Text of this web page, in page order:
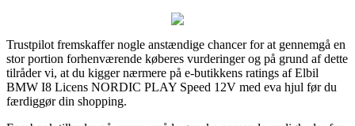
Trustpilot fremskaffer nogle anstændige chancer for at gennemgå en
stor portion forhenværende køberes vurderinger og på grund af dette
tilråder vi, at du kigger nærmere på e-butikkens ratings af Elbil
BMW I8 Licens NORDIC PLAY Speed 12V med eva hjul før du
færdiggør din shopping.